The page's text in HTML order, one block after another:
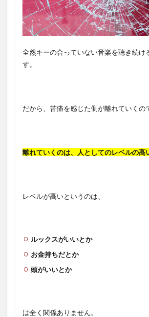
全然キーの合っていない音楽を聴き続け
す。
だから、苦痛を感じた側が離れていくの
離れていくのは、人としてのレベルの高
レベルが高いというのは、
ルックスがいいとか
お金持ちだとか
頭がいいとか
は全く関係ありません。